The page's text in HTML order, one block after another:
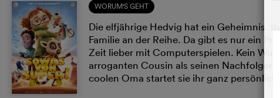
WORUM'S GEHT
Die elfjährige Hedvig hat ein Geheimnis.
Familie an der Reihe. Da gibt es nur ein
Zeit lieber mit Computerspielen. Kein
arroganten Cousin als seinen Nachfolger
coolen Oma startet sie ihr ganz